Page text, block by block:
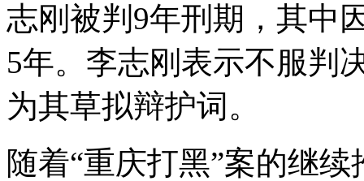
志刚被判9年刑期，其中
5年。李志刚表示不服判
为其草拟辩护词。
随着“重庆打黑”案的继